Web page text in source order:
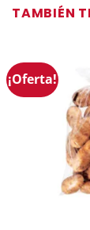
TAMBIÉN
¡Oferta!